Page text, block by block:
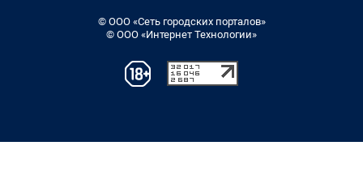
© ООО «Сеть городских порталов»
© ООО «Интернет Технологии»